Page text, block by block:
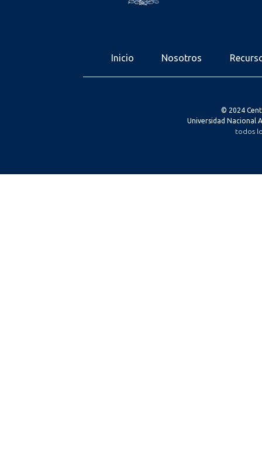
Inicio Nosotros
© 2024
Universidad Nacional
todos